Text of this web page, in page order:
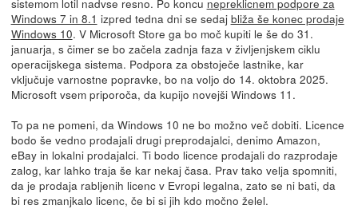
Windows 7 in 8.1 izpred tedna dni se sedaj bliža še konec prodaje
Windows 10. V Microsoft Store ga bo moč kupiti le še do 31.
januarja, s čimer se bo začela zadnja faza v življenjskem ciklu
operacijskega sistema. Podpora za obstoječe lastnike, kar
vključuje varnostne popravke, bo na voljo do 14. oktobra 2025.
Microsoft vsem priporoča, da kupijo novejši Windows 11.
To pa ne pomeni, da Windows 10 ne bo možno več dobiti. Licence
bodo še vedno prodajali drugi preprodajalci, denimo Amazon,
eBay in lokalni prodajalci. Ti bodo licence prodajali do razprodaje
zalog, kar lahko traja še kar nekaj časa. Prav tako velja spomniti,
da je prodaja rabljenih licenc v Evropi legalna, zato se ni bati, da
bi res zmanjkalo licenc, če bi si jih kdo močno želel.